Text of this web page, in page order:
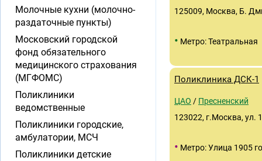
125009, Москва, Б.
• Метро: Театральная
Поликлиника ДСК-1
ЦАО / Пресненский
123022, г.Москва, ул.
• Метро: Улица 1905
Молочные кухни (молочно-
раздаточные пункты)
Московский городской
фонд обязательного
медицинского страхования
(МГФОМС)
Поликлиники
ведомственные
Поликлиники городские,
амбулатории, МСЧ
Поликлиники детские